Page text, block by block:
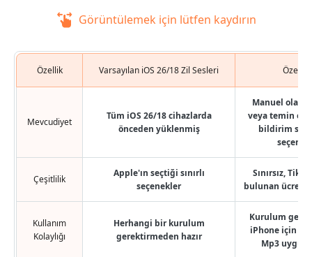
Görüntülemek için lütfen kaydırın
Özellik Varsayılan iOS 26/18 Zil Sesleri Özel
Mevcudiyet
Tüm iOS 26/18 cihazlarda
önceden yüklenmiş
Manuel
veya temin
bildirim
Çeşitlilik
Apple'ın seçtiği sınırlı
seçenekler
Sınırsız,
bulunan
Kullanım
Kolaylığı
Herhangi bir kurulum
gerektirmeden hazır
Kurulum
iPhone için
Mp3